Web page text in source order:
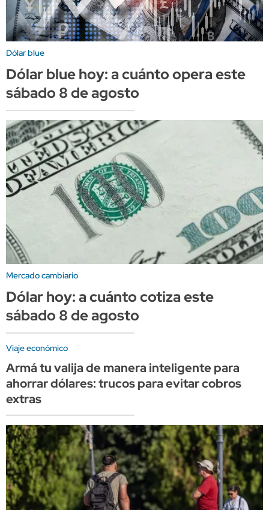
Dólar blue
Dólar blue hoy: a cuánto opera este
sábado 8 de agosto
Mercado cambiario
Dólar hoy: a cuánto cotiza este
sábado 8 de agosto
Viaje económico
Armá tu valija de manera inteligente para
ahorrar dólares: trucos para evitar cobros
extras